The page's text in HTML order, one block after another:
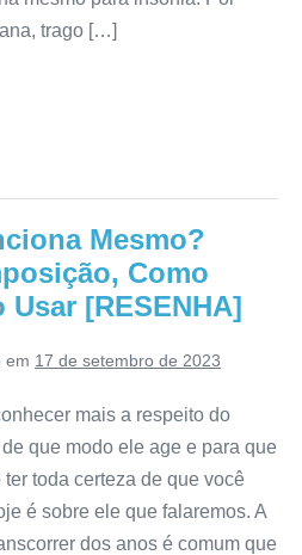
trago […]
Mesmo?
Como
Usar [RESENHA]
em 17 de setembro de 2023
mais a respeito do
que modo ele age e para que
toda certeza de que você
é sobre ele que falaremos. A
dos anos é comum que